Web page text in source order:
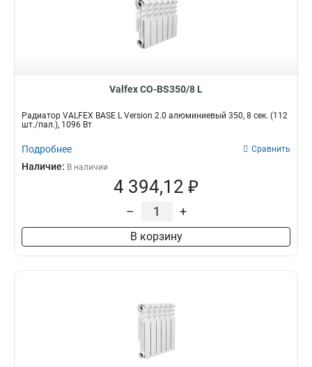
Valfex CO-BS350/8 L
Радиатор VALFEX BASE L Version 2.0 алюминиевый 350, 8 сек. (112
шт./пал.), 1096 Вт
Подробнее Сравнить
Наличие: В наличии
4 394,12 ₽
– +
В корзину